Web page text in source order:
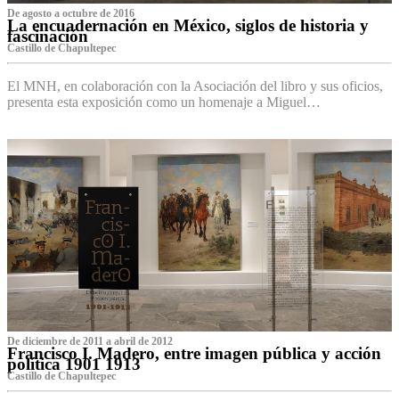
De agosto a octubre de 2016
La encuadernación en México, siglos de historia y
fascinación
Castillo de Chapultepec
El MNH, en colaboración con la Asociación del libro y sus oficios,
presenta esta exposición como un homenaje a Miguel…
De diciembre de 2011 a abril de 2012
Francisco I. Madero, entre imagen pública y acción
política 1901 1913
Castillo de Chapultepec